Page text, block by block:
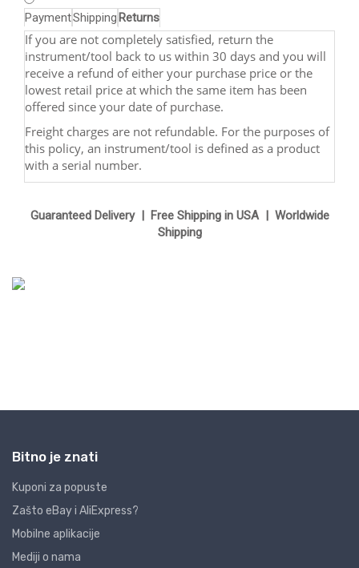
Bitno je znati
Kuponi za popuste
Zašto eBay i AliExpress?
Mobilne aplikacije
Mediji o nama